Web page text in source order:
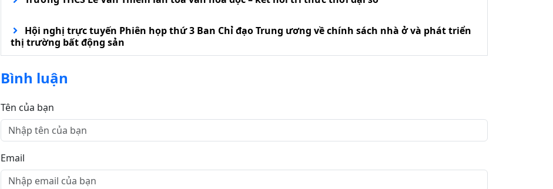
Hội nghị trực tuyến Phiên họp thứ 3 Ban Chỉ đạo Trung ương về chính sách nhà ở và phát triển
thị trường bất động sản
Bình luận
Tên của bạn
Email